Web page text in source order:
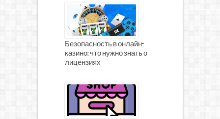
Безопасность в онлайн-
казино: что нужно знать о
лицензиях